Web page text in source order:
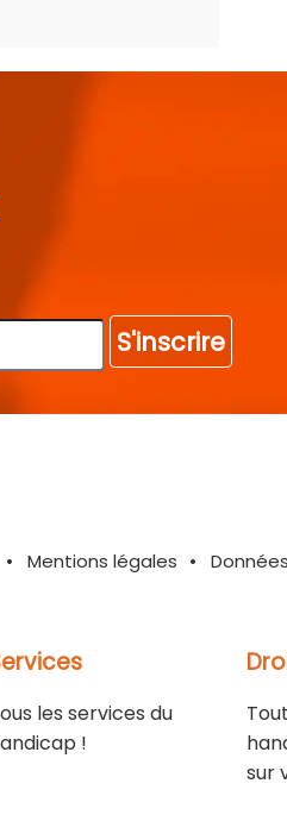
S'inscrire
Mentions légales Données
les services du
!
sur